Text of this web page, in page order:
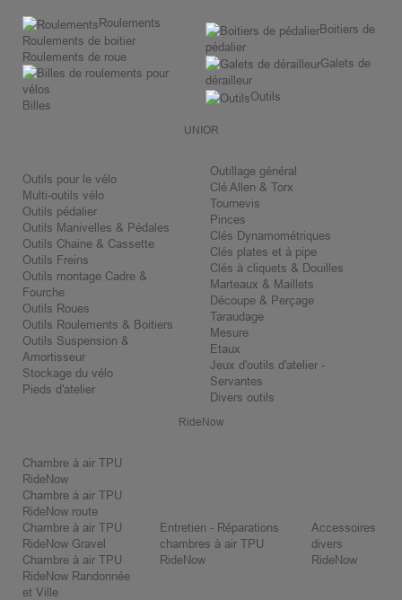
Roulements
Roulements de boitier
Roulements de roue
Billes
Boitiers de
pédalier
Galets de
dérailleur
Outils
UNIOR
Outils pour le vélo
Multi-outils vélo
Outils pédalier
Outils Manivelles & Pédales
Outils Chaine & Cassette
Outils Freins
Outils montage Cadre &
Fourche
Outils Roues
Outils Roulements & Boitiers
Outils Suspension &
Amortisseur
Stockage du vélo
Pieds d'atelier
Outillage général
Clé Allen & Torx
Tournevis
Pinces
Clés Dynamométriques
Clés plates et à pipe
Clés à cliquets & Douilles
Marteaux & Maillets
Découpe & Perçage
Taraudage
Mesure
Etaux
Jeux d'outils d'atelier -
Servantes
Divers outils
RideNow
Chambre à air TPU
RideNow
Chambre à air TPU
RideNow route
Chambre à air TPU
RideNow Gravel
Chambre à air TPU
RideNow Randonnée
et Ville
Entretien - Réparations
chambres à air TPU
RideNow
Accessoires
divers
RideNow